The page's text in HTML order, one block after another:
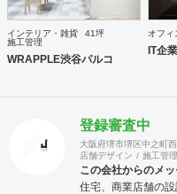
しており業態の開
ト、人材教育など
い様々な引き合い
社外プロジェクト
インテリア・雑貨
41坪
施工管理
WRAPPLE渋谷パルコ
オフィ
IT企
登録審査中
大阪府堺市堺区中之町
店舗デザイン
施工管理
この会社からのメ
住宅、商業店舗の